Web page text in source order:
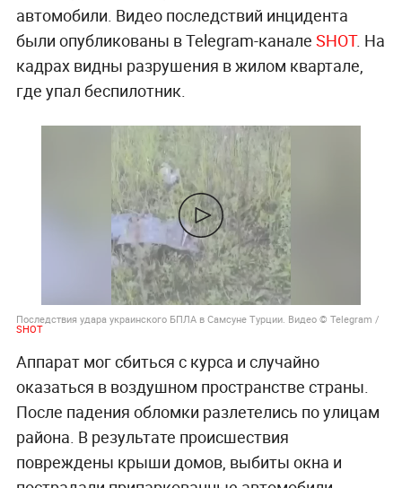
автомобили. Видео последствий инцидента
были опубликованы в Telegram-канале SHOT. На
кадрах видны разрушения в жилом квартале,
где упал беспилотник.
Последствия удара украинского БПЛА в Самсуне Турции. Видео © Telegram /
SHOT
Аппарат мог сбиться с курса и случайно
оказаться в воздушном пространстве страны.
После падения обломки разлетелись по улицам
района. В результате происшествия
повреждены крыши домов, выбиты окна и